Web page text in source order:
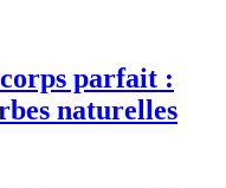
parfait :
naturelles